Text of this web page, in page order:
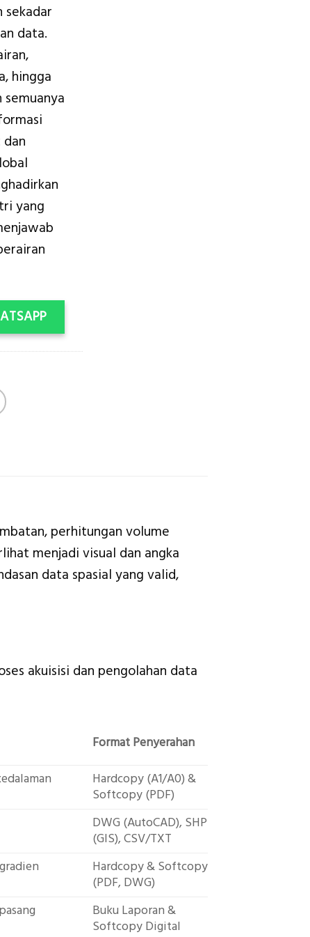
sekadar
data.
hingga
dan
yang
perhitungan volume
menjadi visual dan angka
data spasial yang valid,
akuisisi dan pengolahan data
Format Penyerahan
Hardcopy (A1/A0) &
Softcopy (PDF)
DWG (AutoCAD), SHP
(GIS), CSV/TXT
Hardcopy & Softcopy
(PDF, DWG)
Buku Laporan &
Softcopy Digital